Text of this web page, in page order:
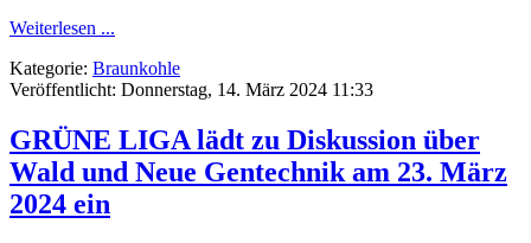
Weiterlesen ...
Kategorie: Braunkohle
Veröffentlicht: Donnerstag, 14. März 2024 11:33
GRÜNE LIGA lädt zu Diskussion über
Wald und Neue Gentechnik am 23. März
2024 ein